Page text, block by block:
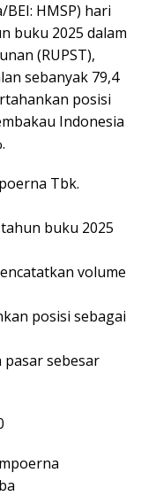
HMSP) hari
buku 2025 dalam
(RUPST),
sebanyak 79,4
posisi
Indonesia
Tbk.
buku 2025
volume
posisi sebagai
sebesar